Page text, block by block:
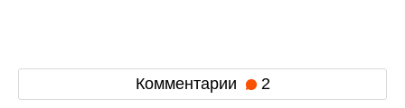
Комментарии 2